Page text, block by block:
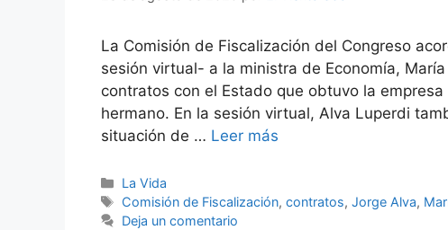
La Comisión de Fiscalización del Congreso
sesión virtual- a la ministra de Economía,
contratos con el Estado que obtuvo la
hermano. En la sesión virtual, Alva Luperdi
situación de … Leer más
Categorías
La Vida
Etiquetas
Comisión de Fiscalización,contratos,Jorge Alva,
Deja un comentario